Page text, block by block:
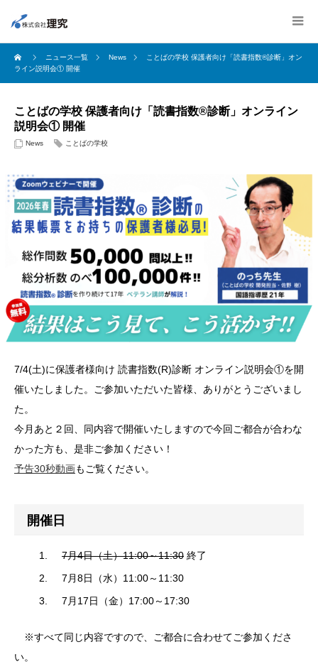
ニュース一覧 News
ことばの学校 保護者向け「読書指数®診断」オン
ライン説明会① 開催
ことばの学校 保護者向け「読書指数®診断」オンライン
説明会① 開催
News ことばの学校
7/4(土)に保護者様向け 読書指数(R)診断 オンライン説明会①を開
催いたしました。ご参加いただいた皆様、ありがとうございまし
た。
今月あと２回、同内容で開催いたしますので今回ご都合が合わな
かった方も、是非ご参加ください！
予告30秒動画もご覧ください。
開催日
7月4日（土）11:00～11:30 終了
7月8日（水）11:00～11:30
7月17日（金）17:00～17:30
※すべて同じ内容ですので、ご都合に合わせてご参加くださ
い。